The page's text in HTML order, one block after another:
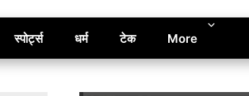
स्पोर्ट्स धर्म टेक More